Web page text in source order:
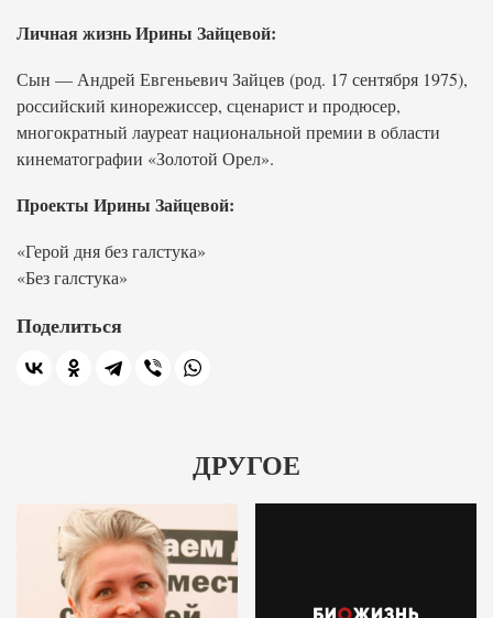
Личная жизнь Ирины Зайцевой:
Сын — Андрей Евгеньевич Зайцев (род. 17 сентября 1975),
российский кинорежиссер, сценарист и продюсер,
многократный лауреат национальной премии в области
кинематографии «Золотой Орел».
Проекты Ирины Зайцевой:
«Герой дня без галстука»
«Без галстука»
Поделиться
ДРУГОЕ